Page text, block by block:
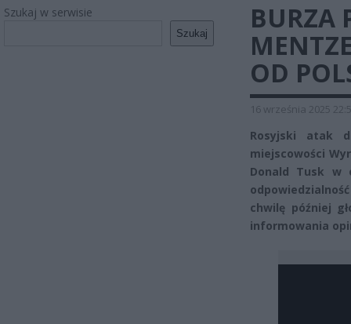
Szukaj w serwisie
Szukaj
BURZA
OD
16 września 2025
Rosyjski atak
miejscowości
Donald Tusk w
chwilę później
informowania